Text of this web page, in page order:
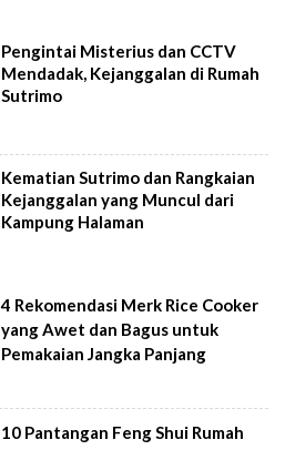
Pengintai Misterius dan CCTV
Mendadak, Kejanggalan di Rumah
Sutrimo
Kematian Sutrimo dan Rangkaian
Kejanggalan yang Muncul dari
Kampung Halaman
4 Rekomendasi Merk Rice Cooker
yang Awet dan Bagus untuk
Pemakaian Jangka Panjang
10 Pantangan Feng Shui Rumah